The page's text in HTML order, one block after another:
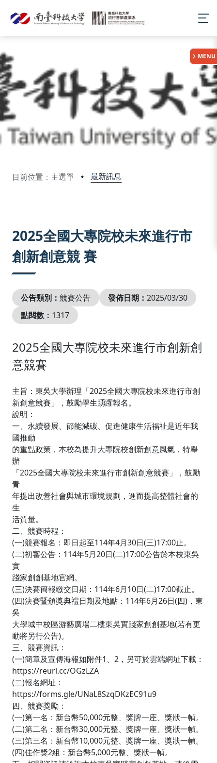
目前位置：主選單 最新訊息
MENU
2025全國大專院校未來進行市
創新創意競 賽
公告類別： 競賽公告 發佈日期： 2025/03/30
點閱數： 1317
2025全國大專院校未來進行市創新創
意競賽
主旨：東吳大學辦理「2025全國大專院校未來進行市創
新創意競賽」，鼓勵學生踴躍報名。
說明：
一、永續發展、節能減碳、促進健康生活福祉是近年我
國推動
的重點政策，本校為提升大專院校創新創意風氣，特舉
辦
「2025全國大專院校未來進行市創新創意競賽」，鼓勵
青
年提出改善社會與城市環境規劃，進而提高整體社會的
生
活質量。
二、競賽時程：
(一)競賽報名：即日起至114年4月30日(三)17:00止。
(二)初審公告：114年5月20日(二)17:00公告於本校東吳
實
踐家創創基地官網。
(三)決賽簡報繳交日期：114年6月10日(二)17:00截止。
(四)決賽暨頒獎典禮日期及地點：114年6月26日(四)，東
吳
大學城中校區游藝廣場二樓東吳實踐家創創基地(若有更
動將另行公告)。
三、競賽資訊：
(一)簡章及宣傳海報如附件1、2，另可於雲端網址下載：
https://reurl.cc/OGzLZA
(二)報名網址：
https://forms.gle/UNaL8SzqDKzEC91u9
四、競賽獎勵：
(一)第一名：新台幣50,000元整、獎牌一座、獎狀一幀。
(二)第二名：新台幣30,000元整、獎牌一座、獎狀一幀。
(三)第三名：新台幣10,000元整、獎牌一座、獎狀一幀。
(四)佳作獎2組：新台幣5,000元整、獎狀一幀。